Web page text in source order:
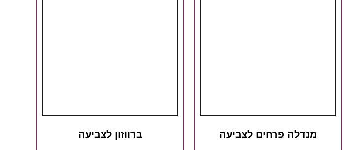
מנדלה פרחים לצביעה ברווזון לצביעה